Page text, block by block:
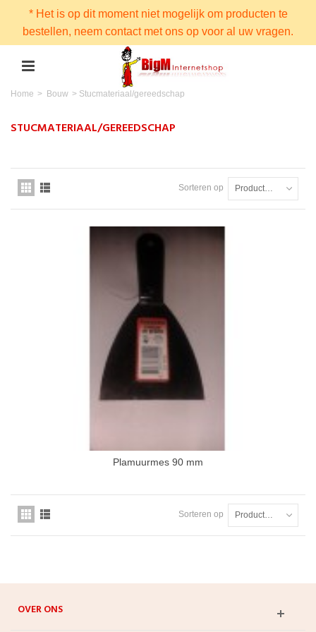
* Het is op dit moment niet mogelijk om producten te
bestellen, neem contact met ons op voor al uw vragen.
Home > Bouw > Stucmateriaal/gereedschap
STUCMATERIAAL/GEREEDSCHAP
Sorteren op Productnaam: A tot Z
Plamuurmes 90 mm
Sorteren op Productnaam: A tot Z
OVER ONS